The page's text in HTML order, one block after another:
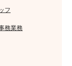
フ
務業務